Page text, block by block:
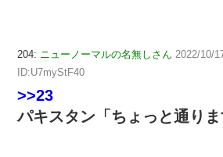
204: ニューノーマルの名無しさん 2022/10/
ID:U7myStF40
>>23
パキスタン「ちょっと通りま